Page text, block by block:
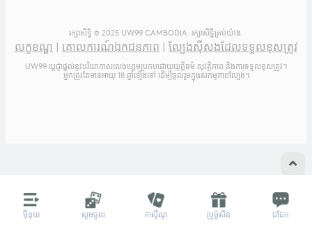
ម៉ឺនុយ សូមចូល កាស៊ីណូ ប្រូម៉ូសិន ជជែក
ម៉ឺនុយ សូមចូល កាស៊ីណូ ប្រូម៉ូសិន ជជែក
រក្សាសិទ្ធិ © 2025 UW99 CAMBODIA. រក្សាសិទ្ធិគ្រប់យ៉ាង.
លក្ខខណ្ឌ គោលការណ៍ឯកជនភាព ល្បែងស៊ីសងដែលទទួលខុសត្រូវ
UW99 ប្តេជ្ញាផ្តល់នូវបរិយាកាសលេងហ្គេមប្រកបដោយយុត្តិធម៌ សុវត្ថិភាព និងការទទួលខុសត្រូវ។
អ្នកត្រូវតែមានអាយុ 18 ឆ្នាំឡើងទៅ ដើម្បីចូលរួមក្នុងសកម្មភាពល្បែង។